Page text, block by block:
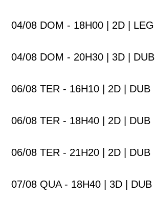
04/08 DOM - 18H00 | 2D | LEG
04/08 DOM - 20H30 | 3D | DUB
06/08 TER - 16H10 | 2D | DUB
06/08 TER - 18H40 | 2D | DUB
06/08 TER - 21H20 | 2D | DUB
07/08 QUA - 18H40 | 3D | DUB